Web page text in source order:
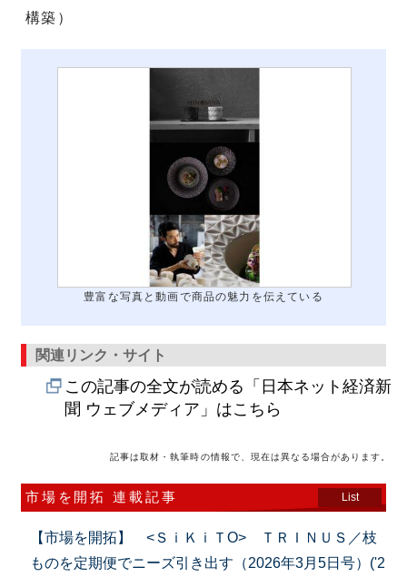
構築）
豊富な写真と動画で商品の魅力を伝えている
関連リンク・サイト
この記事の全文が読める「日本ネット経済新
聞 ウェブメディア」はこちら
記事は取材・執筆時の情報で、現在は異なる場合があります。
市場を開拓 連載記事 List
【市場を開拓】 <ＳｉＫｉＴO> ＴＲＩＮＵＳ／枝
ものを定期便でニーズ引き出す（2026年3月5日号）('2